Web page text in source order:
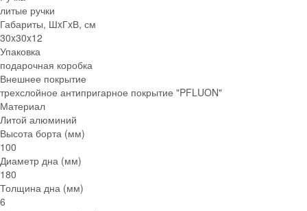
литые ручки
Габариты, ШxГxВ, см
30x30x12
Упаковка
подарочная коробка
Внешнее покрытие
трехслойное антипригарное покрытие "PFLUON"
Материал
Литой алюминий
Высота борта (мм)
100
Диаметр дна (мм)
180
Толщина дна (мм)
6